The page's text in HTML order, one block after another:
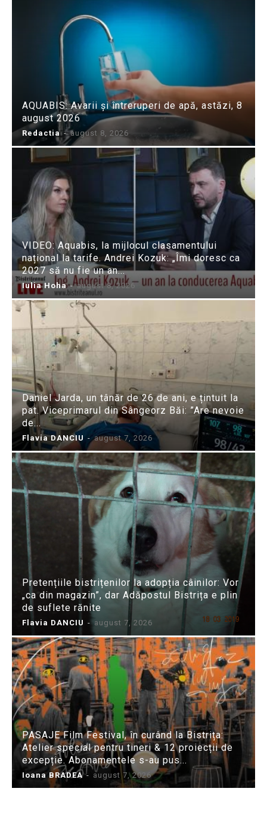
AQUABIS: Avarii și întreruperi de apă, astăzi, 8
august 2026
Redactia - august 8, 2026
VIDEO: Aquabis, la mijlocul clasamentului
național la tarife. Andrei Kozuk: „Îmi doresc ca
2027 să nu fie un an...
Iulia Hoha - august 8, 2026
Daniel Jarda, un tânăr de 26 de ani, e țintuit la
pat. Viceprimarul din Sângeorz Băi: ”Are nevoie
de...
Flavia DANCIU - august 7, 2026
Pretențiile bistrițenilor la adopția câinilor: Vor
„ca din magazin”, dar Adăpostul Bistrița e plin
de suflete rănite
Flavia DANCIU - august 7, 2026
PASAJE Film Festival, în curând la Bistrița:
Atelier special pentru tineri & 12 proiecții de
excepție. Abonamentele s-au pus...
Ioana BRADEA - august 7, 2026